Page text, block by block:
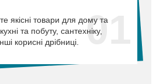
01
якісні товари для дому та
та побуту, сантехніку,
корисні дрібниці.